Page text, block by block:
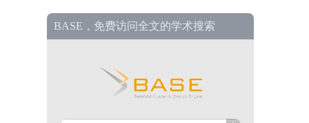
BASE，免费访问全文的学术搜索